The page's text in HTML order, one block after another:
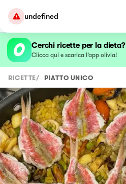
undefined
Cerchi ricette per la dieta?
Clicca qui e scarica l’app olivia!
RICETTE/ PIATTO UNICO